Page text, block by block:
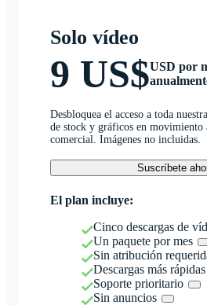
Solo vídeo
9 US$USD por
Desbloquea el acceso a toda
de stock y gráficos en movimiento
comercial. Imágenes no incluidas.
Suscríbete
El plan incluye:
Cinco descargas de
Un paquete por mes
Sin atribución
Descargas más rápidas
Soporte prioritario
Sin anuncios